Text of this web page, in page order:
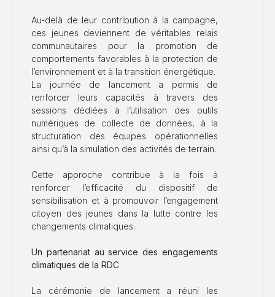
Au-delà de leur contribution à la campagne,
ces jeunes deviennent de véritables relais
communautaires pour la promotion de
comportements favorables à la protection de
l’environnement et à la transition énergétique.
La journée de lancement a permis de
renforcer leurs capacités à travers des
sessions dédiées à l’utilisation des outils
numériques de collecte de données, à la
structuration des équipes opérationnelles
ainsi qu’à la simulation des activités de terrain.
Cette approche contribue à la fois à
renforcer l’efficacité du dispositif de
sensibilisation et à promouvoir l’engagement
citoyen des jeunes dans la lutte contre les
changements climatiques.
Un partenariat au service des engagements
climatiques de la RDC
La cérémonie de lancement a réuni les